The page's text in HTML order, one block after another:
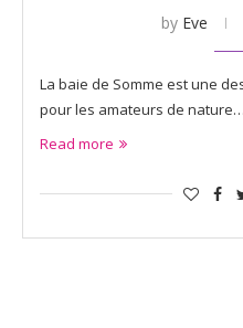
by Eve
La baie de Somme est une
pour les amateurs de nature…
Read more